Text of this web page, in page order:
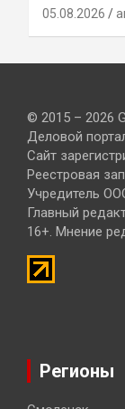
05.08.2026
© 2015 – 2026
Деловой
Сайт
Реестровая
Учредитель
Главный
16+. Мнение
Регионы